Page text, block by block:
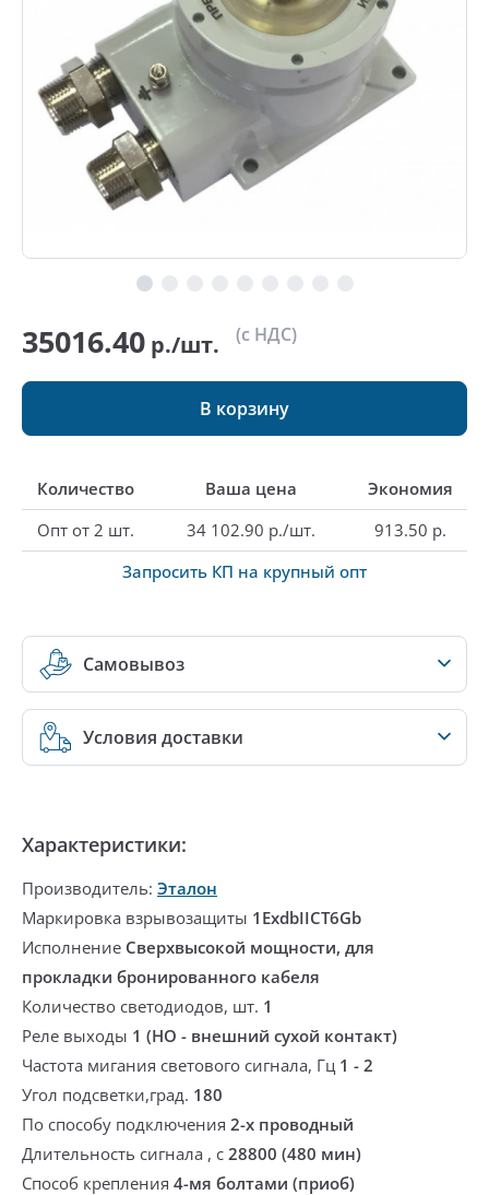
35016.40 р./шт. (с НДС)
В корзину
Количество Ваша цена
Экономия
Опт от 2 шт.
34 102.90 р./шт.
913.50 р.
Запросить КП на крупный опт
Самовывоз
Условия доставки
Характеристики:
Производитель: Эталон
Маркировка взрывозащиты 1ExdbIICT6Gb
Исполнение Сверхвысокой мощности, для
прокладки бронированного кабеля
Количество светодиодов, шт. 1
Реле выходы 1 (НО - внешний сухой контакт)
Частота мигания светового сигнала, Гц 1 - 2
Угол подсветки,град. 180
По способу подключения 2-х проводный
Длительность сигнала , с 28800 (480 мин)
Способ крепления 4-мя болтами (приоб)